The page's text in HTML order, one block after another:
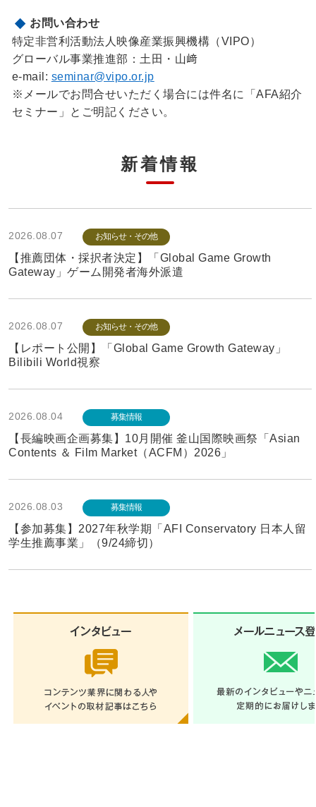
お問い合わせ
特定非営利活動法人映像産業振興機構（VIPO）
グローバル事業推進部：土田・山﨑
e-mail: seminar@vipo.or.jp
※メールでお問合せいただく場合には件名に「AFA紹介
セミナー」とご明記ください。
新着情報
2026.08.07 お知らせ・その他
【推薦団体・採択者決定】「Global Game Growth
Gateway」ゲーム開発者海外派遣
2026.08.07 お知らせ・その他
【レポート公開】「Global Game Growth Gateway」
Bilibili World視察
2026.08.04 募集情報
【長編映画企画募集】10月開催 釜山国際映画祭「Asian
Contents ＆ Film Market（ACFM）2026」
2026.08.03 募集情報
【参加募集】2027年秋学期「AFI Conservatory 日本人留
学生推薦事業」（9/24締切）